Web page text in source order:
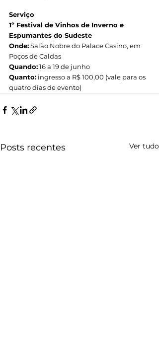
Serviço
1º Festival de Vinhos de Inverno e
Espumantes do Sudeste
Onde: Salão Nobre do Palace Casino, em
Poços de Caldas
Quando: 16 a 19 de junho
Quanto: ingresso a R$ 100,00 (vale para os
quatro dias de evento)
Posts recentes Ver tudo